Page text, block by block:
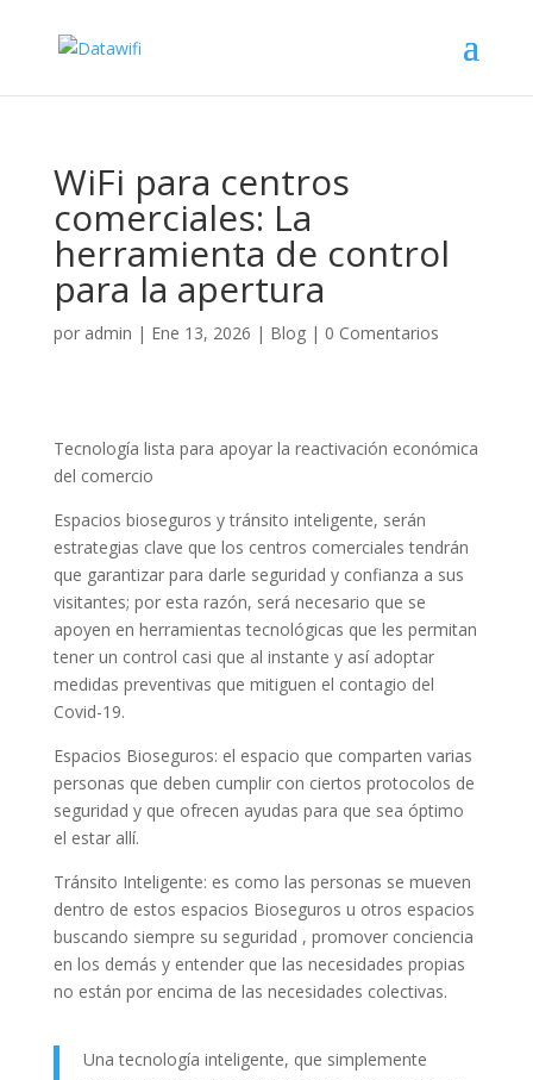
WiFi para centros
comerciales: La
herramienta de control
para la apertura
por admin | Ene 13, 2026 | Blog| 0 Comentarios
Tecnología lista para apoyar la reactivación económica
del comercio
Espacios bioseguros y tránsito inteligente, serán
estrategias clave que los centros comerciales tendrán
que garantizar para darle seguridad y confianza a sus
visitantes; por esta razón, será necesario que se
apoyen en herramientas tecnológicas que les permitan
tener un control casi que al instante y así adoptar
medidas preventivas que mitiguen el contagio del
Covid-19.
Espacios Bioseguros: el espacio que comparten varias
personas que deben cumplir con ciertos protocolos de
seguridad y que ofrecen ayudas para que sea óptimo
el estar allí.
Tránsito Inteligente: es como las personas se mueven
dentro de estos espacios Bioseguros u otros espacios
buscando siempre su seguridad , promover conciencia
en los demás y entender que las necesidades propias
no están por encima de las necesidades colectivas.
Una tecnología inteligente, que simplemente